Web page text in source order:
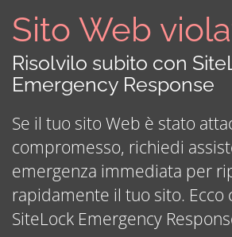
Sito Web
Risolvilo subito con
Emergency Response
Se il tuo sito Web è stato
compromesso, richiedi
emergenza immediata per
rapidamente il tuo sito. Ecco
SiteLock Emergency